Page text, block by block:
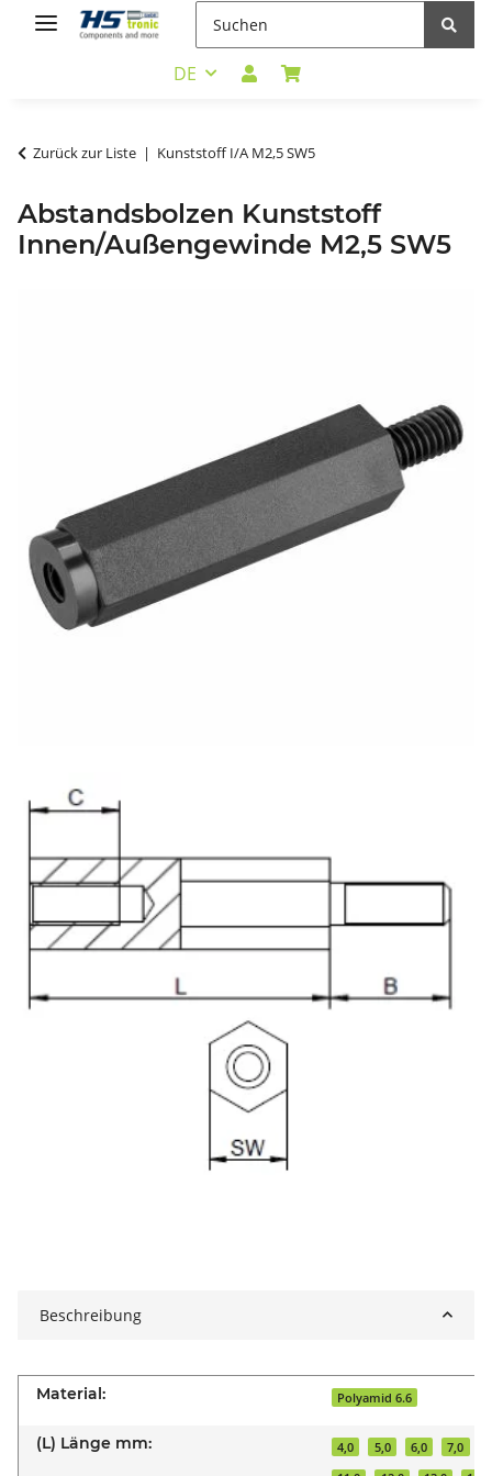
DE
Zurück zur Liste Kunststoff I/A M2,5 SW5
Abstandsbolzen Kunststoff
Innen/Außengewinde M2,5 SW5
Beschreibung
Material: Polyamid 6.6
(L) Länge mm: 4,0 5,0 6,0 7,0